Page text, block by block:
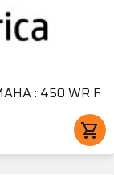
: 450 WR F
shopping_cart